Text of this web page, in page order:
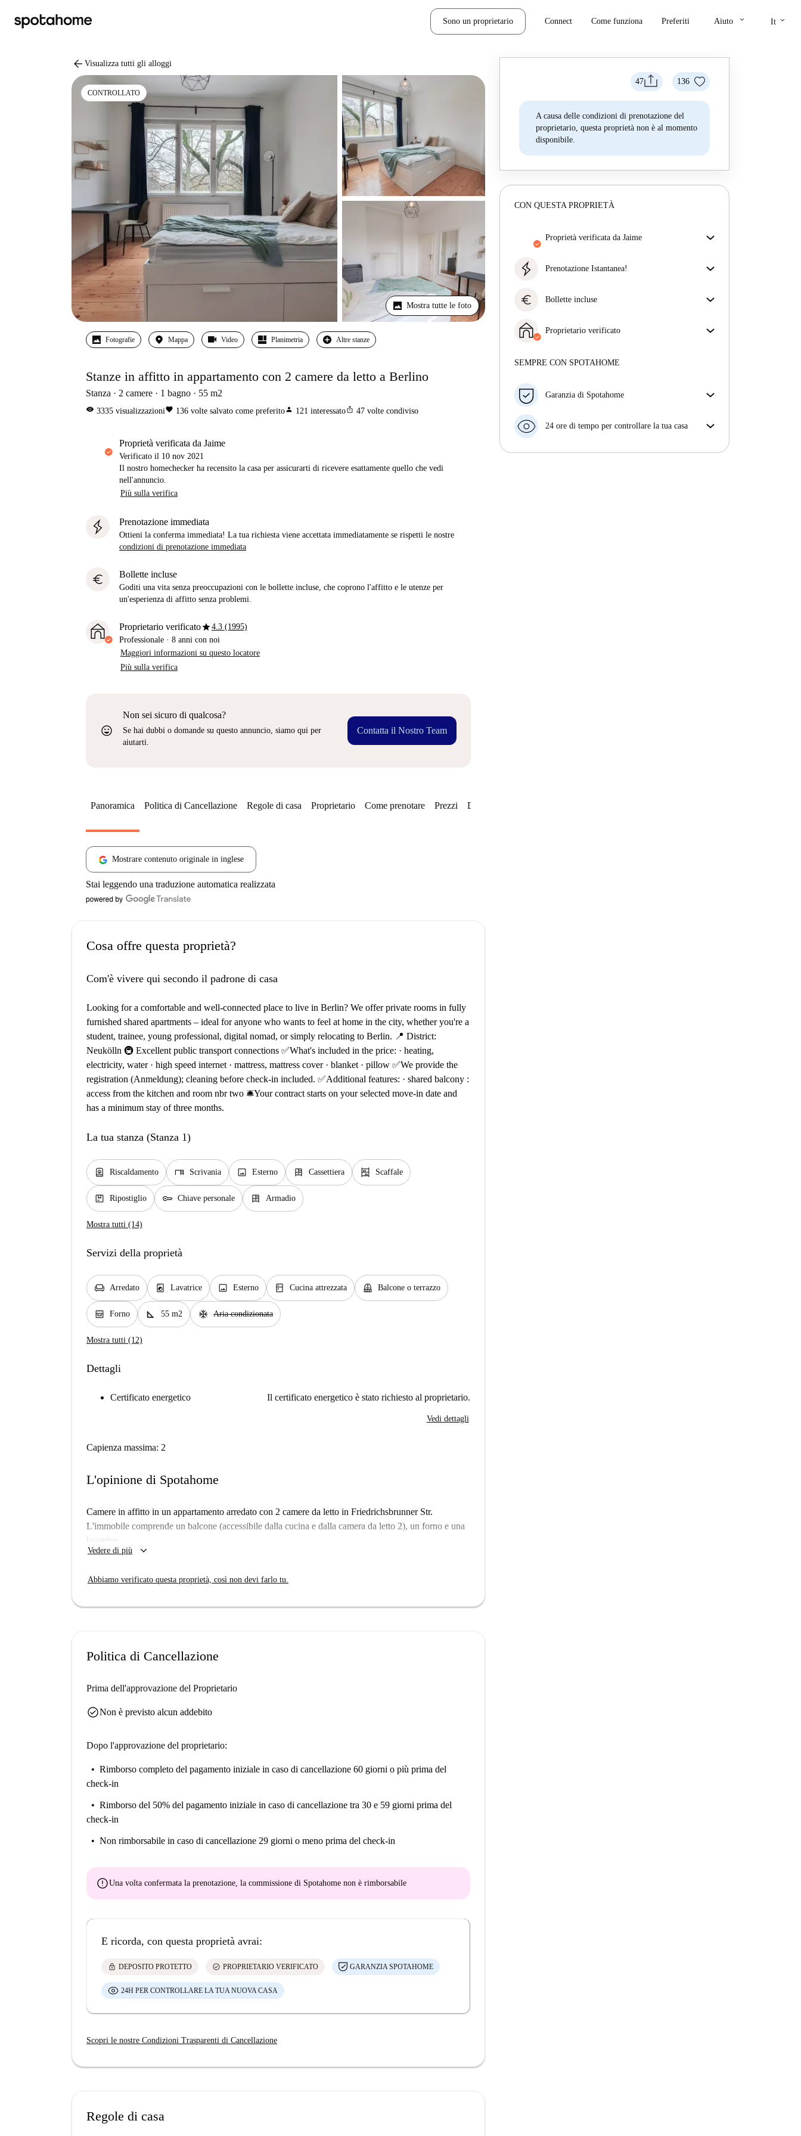
Sono un proprietario Connect Come funziona Preferiti Aiuto keyboard_arrow_down It keyboard_arrow_down
arrow_back Visualizza tutti gli alloggi
CONTROLLATO
Mostra tutte le foto
Fotografie Mappa Video Planimetria Altre stanze
Stanze in affitto in appartamento con 2 camere da letto a Berlino
Stanza 2 camere 1 bagno 55 m2
visibility 3335 visualizzazionifavorite 136 volte salvato come preferitoperson 121 interessatoios_share 47 volte condiviso
proprietà verificata da Jaime
Verificato il 10 nov 2021
Il nostro homechecker ha recensito la casa per assicurarti di ricevere esattamente quello che vedi
nell'annuncio.
Più sulla verifica
Prenotazione immediata
Ottieni la conferma immediata! La tua richiesta viene accettata immediatamente se rispetti le nostre
condizioni di prenotazione immediata
euro Bollette incluse
Goditi una vita senza preoccupazioni con le bollette incluse, che coprono l'affitto e le utenze per
un'esperienza di affitto senza problemi.
Proprietario verificatostar4.3 (1995)
Professionale · 8 anni con noi
Maggiori informazioni su questo locatore
Più sulla verifica
sentiment_very_satisfied
Non sei sicuro di qualcosa?
Se hai dubbi o domande su questo annuncio, siamo qui per
aiutarti.
Contatta il Nostro Team
47 136
A causa delle condizioni di prenotazione del
proprietario, questa proprietà non è al momento
disponibile.
CON QUESTA PROPRIETÀ
proprietà verificata da Jaime
assicurarti di ricevere esattamente quello che vedi
Più sulla verifica
Prenotazione Istantanea!
prenotazione verrà accettata immediatamente se
euro Bollette incluse
incluse, che coprono l'affitto e le utenze per
un'esperienza di affitto senza problemi.
Proprietario verificato
Maggiori informazioni su questo locatore
SEMPRE CON SPOTAHOME
Garanzia di Spotahome
con breve preavviso, noi A) ti pagheremo un hotel e
B) ti rimborseremo totalmente
24 ore di tempo per controllare la tua casa
Panoramica Politica di Cancellazione Regole di casa Proprietario Come prenotare Prezzi Disponibilità
Mostrare contenuto originale in inglese
Stai leggendo una traduzione automatica realizzata
Cosa offre questa proprietà?
Com'è vivere qui secondo il padrone di casa
Looking for a comfortable and well-connected place to live in Berlin? We offer private rooms in fully
furnished shared apartments – ideal for anyone who wants to feel at home in the city, whether you're a
student, trainee, young professional, digital nomad, or simply relocating to Berlin. 📍 District:
Neukölln 🚇 Excellent public transport connections ✅What's included in the price: · heating,
electricity, water · high speed internet · mattress, mattress cover · blanket · pillow ✅We provide the
registration (Anmeldung); cleaning before check-in included. ✅Additional features: · shared balcony :
access from the kitchen and room nbr two 🛎️Your contract starts on your selected move-in date and
has a minimum stay of three months.
La tua stanza (Stanza 1)
water_heater Riscaldamento desk Scrivania image Esterno dresser Cassettiera shelves Scaffale
package Ripostiglio key Chiave personale dresser Armadio
Mostra tutti (14)
Servizi della proprietà
chair Arredato local_laundry_service Lavatrice image Esterno kitchen Cucina attrezzata balcony Balcone o terrazzo
oven_gen Forno square_foot 55 m2 ac_unit Aria condizionata
Mostra tutti (12)
Dettagli
Certificato energetico Il certificato energetico è stato richiesto al proprietario.
Vedi dettagli
Capienza massima: 2
L'opinione di Spotahome
Camere in affitto in un appartamento arredato con 2 camere da letto in Friedrichsbrunner Str.
L'immobile comprende un balcone (accessibile dalla cucina e dalla camera da letto 2), un forno e una
lavatrice.
Vedere di più keyboard_arrow_down
Abbiamo verificato questa proprietà, così non devi farlo tu.
Politica di Cancellazione
Prima dell'approvazione del Proprietario
check_circleNon è previsto alcun addebito
Dopo l'approvazione del proprietario:
Rimborso completo del pagamento iniziale in caso di cancellazione 60 giorni o più prima del
check-in
Rimborso del 50% del pagamento iniziale in caso di cancellazione tra 30 e 59 giorni prima del
check-in
Non rimborsabile in caso di cancellazione 29 giorni o meno prima del check-in
errorUna volta confermata la prenotazione, la commissione di Spotahome non è rimborsabile
E ricorda, con questa proprietà avrai:
lock DEPOSITO PROTETTO check_circle PROPRIETARIO VERIFICATO GARANZIA SPOTAHOME
24H PER CONTROLLARE LA TUA NUOVA CASA
Scopri le nostre Condizioni Trasparenti di Cancellazione
Regole di casa